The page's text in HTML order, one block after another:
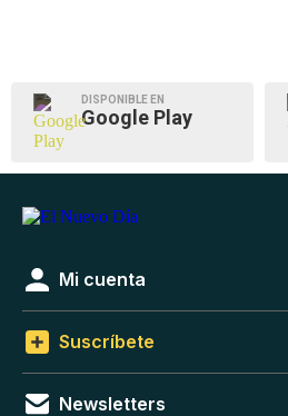
DISPONIBLE EN
Google Play
Mi cuenta
Suscríbete
Newsletters